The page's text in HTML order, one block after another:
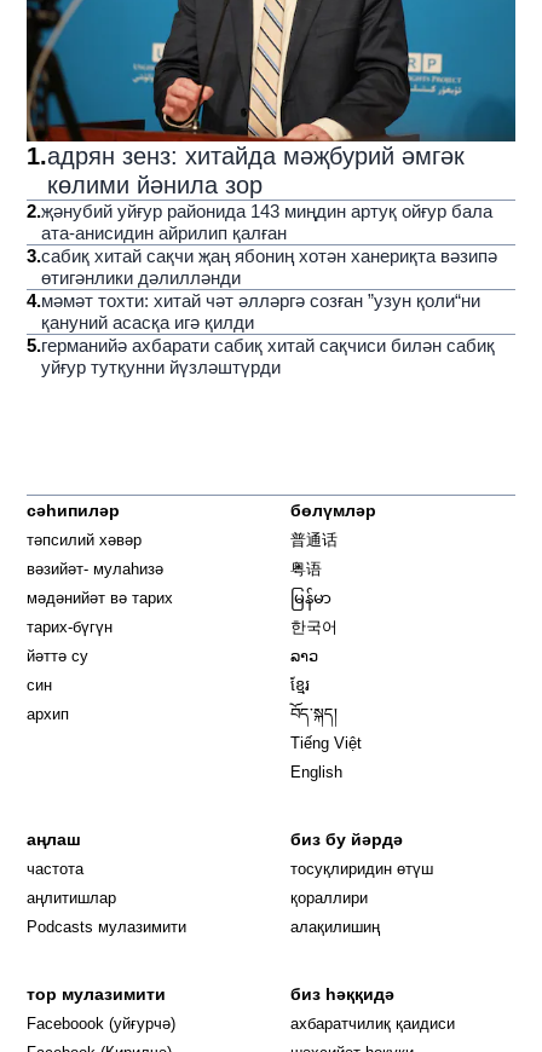
1.адрян зенз: хитайда мәҗбурий әмгәк
көлими йәнила зор
2.җәнубий уйғур районида 143 миңдин артуқ ойғур бала
ата-анисидин айрилип қалған
3.сабиқ хитай сақчи җаң ябониң хотән ханериқта вәзипә
өтигәнлики дәлилләнди
4.мәмәт тохти: хитай чәт әлләргә созған ”узун қоли“ни
қануний асасқа игә қилди
5.германийә ахбарати сабиқ хитай сақчиси билән сабиқ
уйғур тутқунни йүзләштүрди
сәһипиләр
тәпсилий хәвәр
вәзийәт- мулаһизә
мәдәнийәт вә тарих
тарих-бүгүн
йәттә су
син
архип
бөлүмләр
普通话
粤语
မြန်မာ
한국어
ລາວ
ខ្មែរ
བོད་སྐད།
Tiếng Việt
English
аңлаш
частота
аңлитишлар
Podcasts мулазимити
биз бу йәрдә
тосуқлиридин өтүш
қораллири
алақилишиң
тор мулазимити
Faceboook (уйғурчә) Opens in new window
Opens in new window
биз һәққидә
ахбаратчилиқ қаидиси